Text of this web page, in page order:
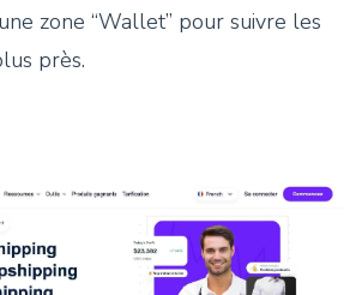
zone “Wallet” pour suivre les
près.